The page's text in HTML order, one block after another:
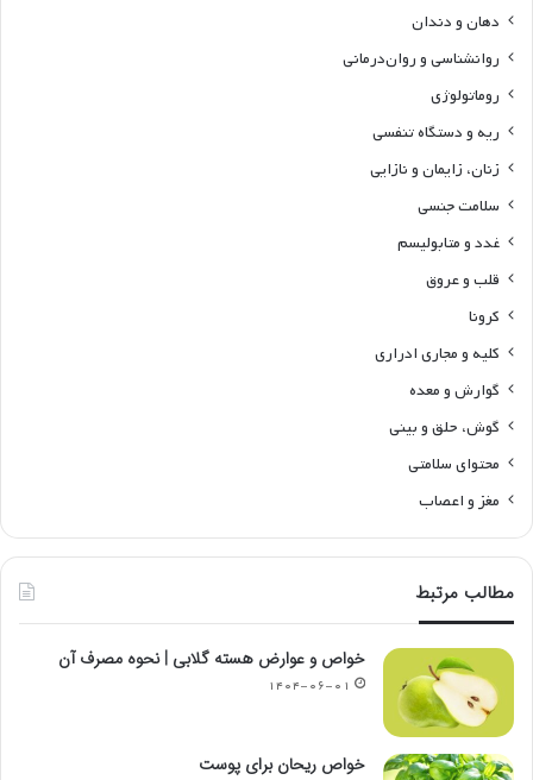
دهان و دندان
روانشناسی و روان‌درمانی
روماتولوژی
ریه و دستگاه تنفسی
زنان، زایمان و نازایی
سلامت جنسی
غدد و متابولیسم
قلب و عروق
کرونا
کلیه و مجاری ادراری
گوارش و معده
گوش، حلق و بینی
محتوای سلامتی
مغز و اعصاب
مطالب مرتبط
خواص و عوارض هسته گلابی | نحوه مصرف آن
۱۴۰۴-۰۶-۰۱
خواص ریحان برای پوست